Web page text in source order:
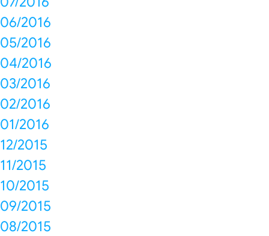
06/2016
05/2016
04/2016
03/2016
02/2016
01/2016
12/2015
11/2015
10/2015
09/2015
08/2015